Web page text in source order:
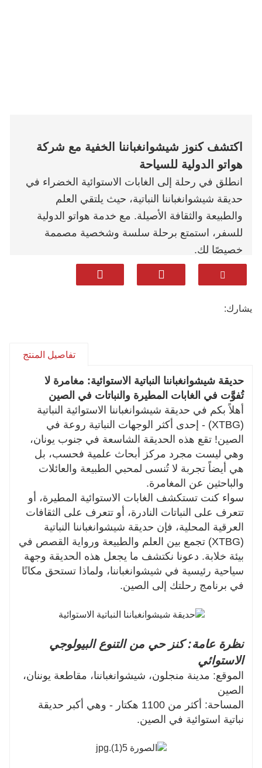
اكتشف كنوز شيشوانغباننا الخفية مع شركة
هواتو الدولية للسياحة
انطلق في رحلة إلى الغابات الاستوائية الخضراء في
حديقة شيشوانغباننا النباتية، حيث يلتقي العلم
والطبيعة والثقافة الأصيلة. مع خدمة هواتو الدولية
للسفر، استمتع برحلة سلسة وشخصية مصممة
خصيصًا لك.
نحن نفخر بتقديم خدمة استثنائية:
🍜 تناول الطعام على النكهات المحلية الأصيلة -
الطازجة.
من محبي الطبيعة أو مصورًا أو عائلة، فإننا نصمم
رحلات ملهمة.
يقوم مرشدونا ذوو الخبرة الناطقون باللغة الإنجليزية
بإحياء القصص، بدءًا من أزهار تيتان أروم النادرة
وحتى أساطير الغابات المطيرة القديمة. دعونا نظهر
لكم مدينة شيشوانغباننا الحقيقية، الجميلة والمتنوعة
بيولوجيًا والتي لا تُنسى.
احجز جولتك الجماعية الخاصة اليوم واستمتع بتجربة
يونان، بطريقة مختلفة.
يشارك:
تفاصيل المنتج
حديقة شيشوانغباننا النباتية الاستوائية: مغامرة لا
تُفوَّت في الغابات المطيرة والنباتات في الصين
أهلاً بكم في حديقة شيشوانغباننا الاستوائية النباتية
(XTBG) - إحدى أكثر الوجهات النباتية روعة في
الصين! تقع هذه الحديقة الشاسعة في جنوب يونان،
وهي ليست مجرد مركز أبحاث علمية فحسب، بل
هي أيضاً تجربة لا تُنسى لمحبي الطبيعة والعائلات
والباحثين عن المغامرة.
سواء كنت تستكشف الغابات الاستوائية المطيرة، أو
تتعرف على النباتات النادرة، أو تتعرف على الثقافات
العرقية المحلية، فإن حديقة شيشوانغباننا النباتية
(XTBG) تجمع بين العلم والطبيعة ورواية القصص في
بيئة خلابة. دعونا نكتشف ما يجعل هذه الحديقة وجهة
سياحية رئيسية في شيشوانغباننا، ولماذا تستحق مكانًا
في برنامج رحلتك إلى الصين.
نظرة عامة: كنز حي من التنوع البيولوجي
الاستوائي
الموقع: مدينة منجلون، شيشوانغباننا، مقاطعة يوننان،
الصين
المساحة: أكثر من 1100 هكتار - وهي أكبر حديقة
نباتية استوائية في الصين.